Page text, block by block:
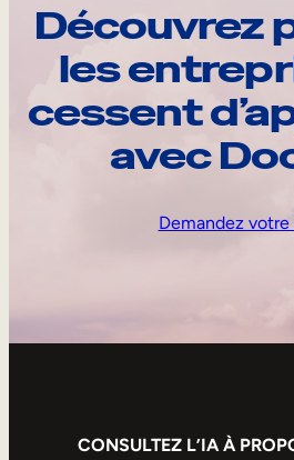
Découvrez
les
cessent
avec
Demandez
CONSULTEZ L’IA À